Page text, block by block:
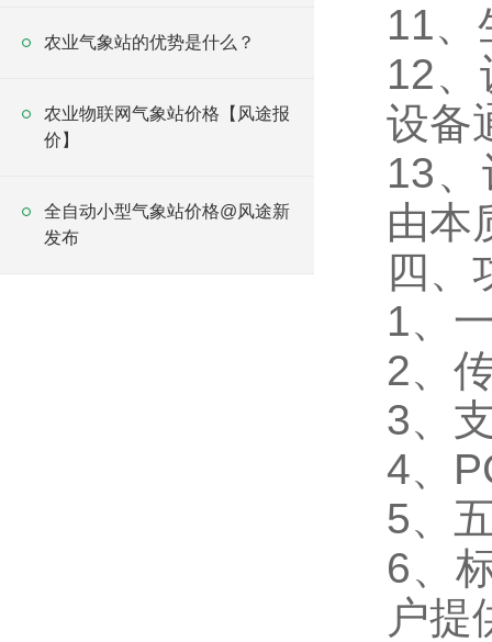
农业气象站的优势是什么？
农业物联网气象站价格【风途报
价】
全自动小型气象站价格@风途新
发布
11、
12
设备
13
由本
四、
1、
2、
3、
4、
5、
6、
户提